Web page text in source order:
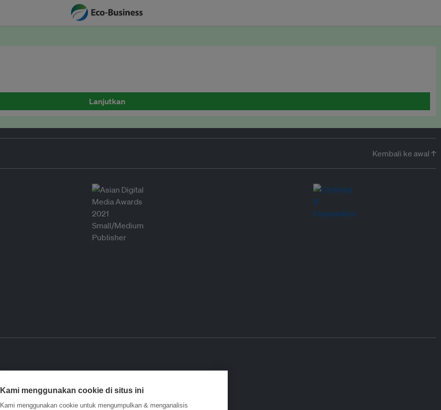
Lanjutkan
Kembali ke awal ↑
Kami menggunakan cookie di situs ini
Kami menggunakan cookie untuk mengumpulkan & menganalisis